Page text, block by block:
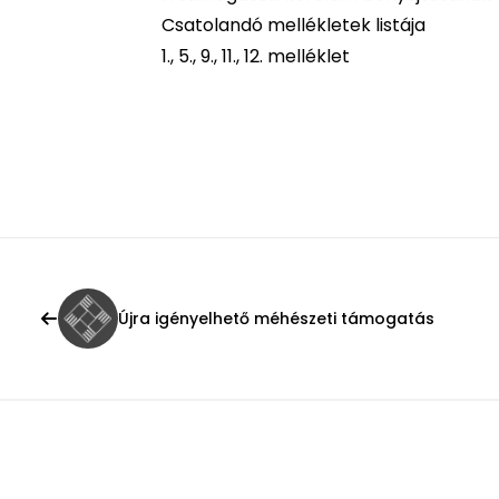
Csatolandó mellékletek listája
1., 5., 9., 11., 12. melléklet
Újra igényelhető méhészeti támogatás